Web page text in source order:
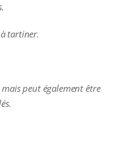
tartiner.
peut également être